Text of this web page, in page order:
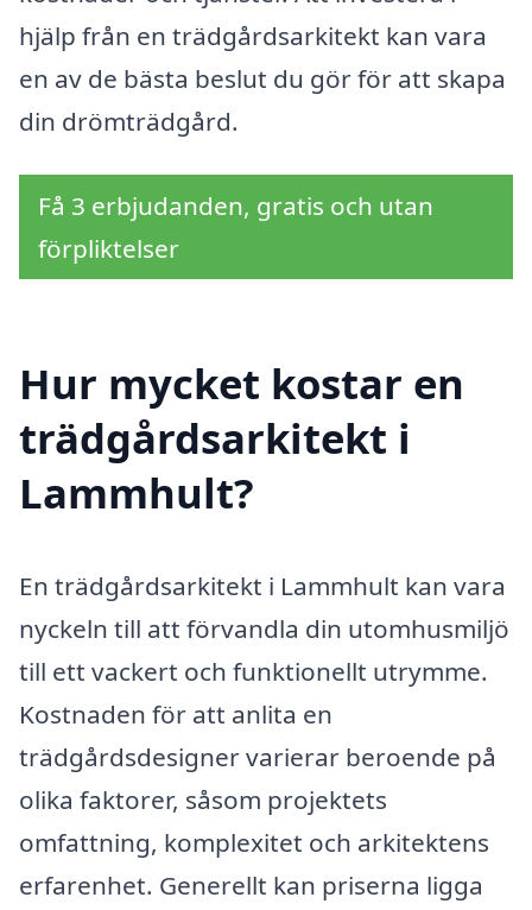
hjälp från en trädgårdsarkitekt kan vara
en av de bästa beslut du gör för att skapa
din drömträdgård.
Få 3 erbjudanden, gratis och utan
förpliktelser
Hur mycket kostar en
trädgårdsarkitekt i
Lammhult?
En trädgårdsarkitekt i Lammhult kan vara
nyckeln till att förvandla din utomhusmiljö
till ett vackert och funktionellt utrymme.
Kostnaden för att anlita en
trädgårdsdesigner varierar beroende på
olika faktorer, såsom projektets
omfattning, komplexitet och arkitektens
erfarenhet. Generellt kan priserna ligga